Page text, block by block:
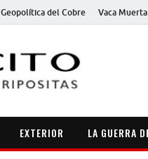
Geopolítica del Cobre Vaca Muerta
EXTERIOR LA GUERRA